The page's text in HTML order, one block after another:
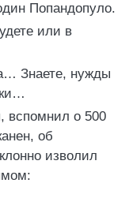
Попандопуло.
или в
Знаете, нужды
вспомнил о 500
об
изволил